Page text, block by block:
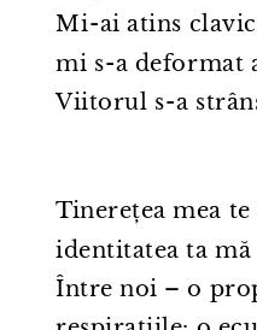
Mi⁠-⁠ai atins
mi s⁠-⁠a deformat
Viitorul s⁠-⁠a
Tinerețea mea te
identitatea ta
Între noi – o